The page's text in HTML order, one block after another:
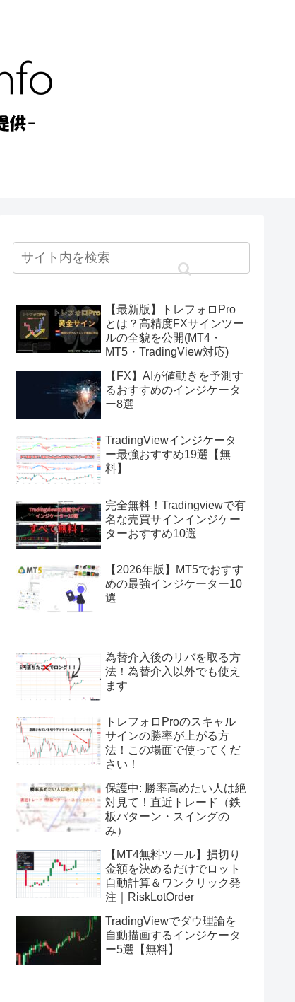
【最新版】トレフォロPro
とは？高精度FXサインツー
ルの全貌を公開(MT4・
MT5・TradingView対応)
【FX】AIが値動きを予測す
るおすすめのインジケータ
ー8選
TradingViewインジケータ
ー最強おすすめ19選【無
料】
完全無料！Tradingviewで有
名な売買サインインジケー
ターおすすめ10選
【2026年版】MT5でおすす
めの最強インジケーター10
選
為替介入後のリバを取る方
法！為替介入以外でも使え
ます
トレフォロProのスキャル
サインの勝率が上がる方
法！この場面で使ってくだ
さい！
保護中: 勝率高めたい人は絶
対見て！直近トレード（鉄
板パターン・スイングの
み）
【MT4無料ツール】損切り
金額を決めるだけでロット
自動計算＆ワンクリック発
注｜RiskLotOrder
TradingViewでダウ理論を
自動描画するインジケータ
ー5選【無料】